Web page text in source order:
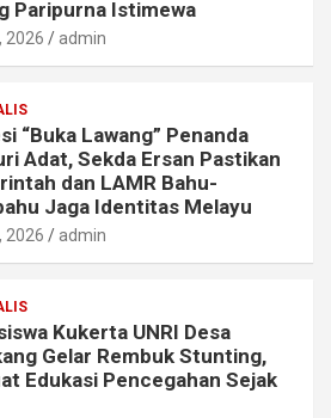
Paripurna Istimewa
2026 admin
“Buka Lawang” Penanda
Adat, Sekda Ersan Pastikan
dan LAMR Bahu-
Jaga Identitas Melayu
2026 admin
Kukerta UNRI Desa
Gelar Rembuk Stunting,
Edukasi Pencegahan Sejak